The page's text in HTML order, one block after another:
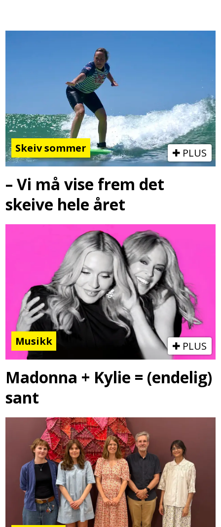
Skeiv sommer PLUS
– Vi må vise frem det
skeive hele året
Musikk PLUS
Madonna + Kylie = (endelig)
sant